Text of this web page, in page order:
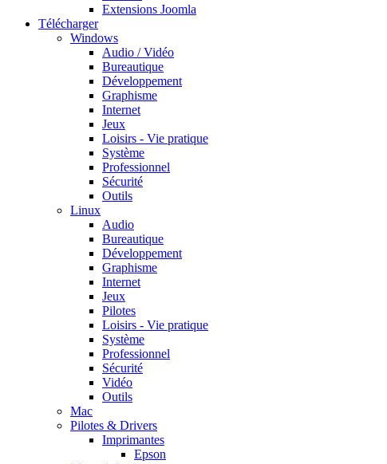
Extensions Joomla
Télécharger
Windows
Audio / Vidéo
Bureautique
Développement
Graphisme
Internet
Jeux
Loisirs - Vie pratique
Système
Professionnel
Sécurité
Outils
Linux
Audio
Bureautique
Développement
Graphisme
Internet
Jeux
Pilotes
Loisirs - Vie pratique
Système
Professionnel
Sécurité
Vidéo
Outils
Mac
Pilotes & Drivers
Imprimantes
Epson